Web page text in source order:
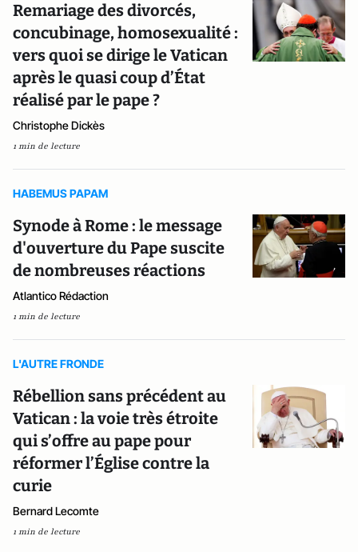
Remariage des divorcés,
concubinage, homosexualité :
vers quoi se dirige le Vatican
après le quasi coup d’État
réalisé par le pape ?
Christophe Dickès
1 min de lecture
HABEMUS PAPAM
Synode à Rome : le message
d'ouverture du Pape suscite
de nombreuses réactions
Atlantico Rédaction
1 min de lecture
L'AUTRE FRONDE
Rébellion sans précédent au
Vatican : la voie très étroite
qui s’offre au pape pour
réformer l’Église contre la
curie
Bernard Lecomte
1 min de lecture